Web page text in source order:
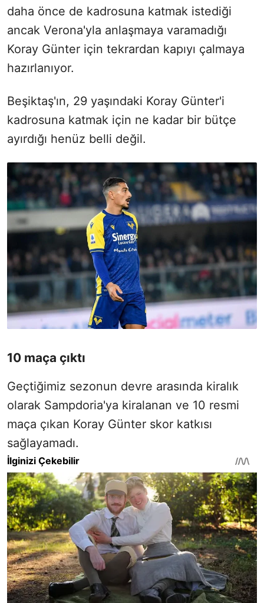
daha önce de kadrosuna katmak istediği
ancak Verona'yla anlaşmaya varamadığı
Koray Günter için tekrardan kapıyı çalmaya
hazırlanıyor.
Beşiktaş'ın, 29 yaşındaki Koray Günter'i
kadrosuna katmak için ne kadar bir bütçe
ayırdığı henüz belli değil.
10 maça çıktı
Geçtiğimiz sezonun devre arasında kiralık
olarak Sampdoria'ya kiralanan ve 10 resmi
maça çıkan Koray Günter skor katkısı
sağlayamadı.